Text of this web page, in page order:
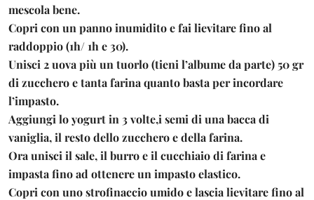
mescola bene.
Copri con un panno inumidito e fai lievitare fino al
raddoppio (1h/ 1h e 30).
Unisci 2 uova più un tuorlo (tieni l’albume da parte) 50 gr
di zucchero e tanta farina quanto basta per incordare
l’impasto.
Aggiungi lo yogurt in 3 volte,i semi di una bacca di
vaniglia, il resto dello zucchero e della farina.
Ora unisci il sale, il burro e il cucchiaio di farina e
impasta fino ad ottenere un impasto elastico.
Copri con uno strofinaccio umido e lascia lievitare fino al